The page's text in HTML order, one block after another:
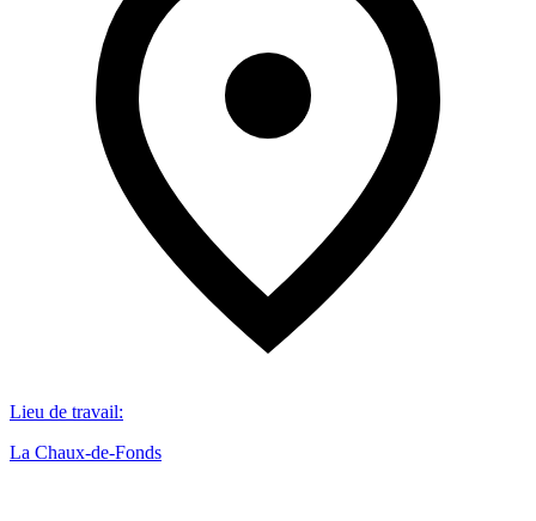
Lieu de travail:
La Chaux-de-Fonds